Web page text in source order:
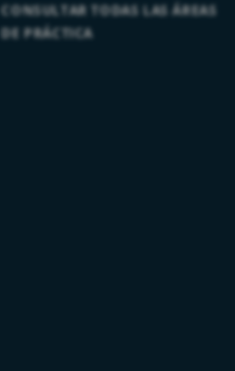
CONSULTAR TODAS LAS ÁREAS
DE PRÁCTICA